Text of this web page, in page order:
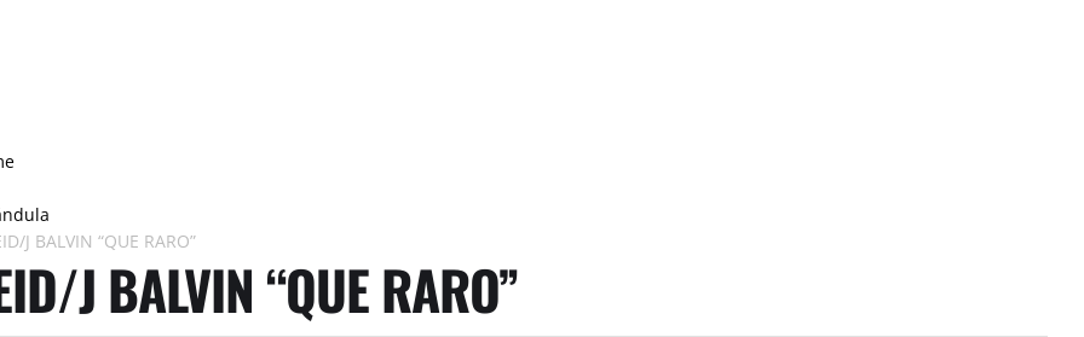
J BALVIN “QUE RARO”
J BALVIN “QUE RARO”